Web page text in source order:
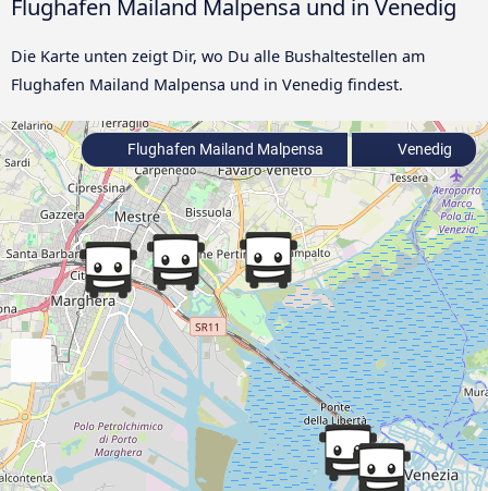
Flughafen Mailand Malpensa und in Venedig
Die Karte unten zeigt Dir, wo Du alle Bushaltestellen am
Flughafen Mailand Malpensa und in Venedig findest.
Flughafen Mailand Malpensa Venedig